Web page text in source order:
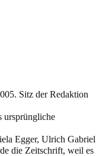
Sitz der Redaktion
ursprüngliche
Egger, Ulrich Gabriel
die Zeitschrift, weil es